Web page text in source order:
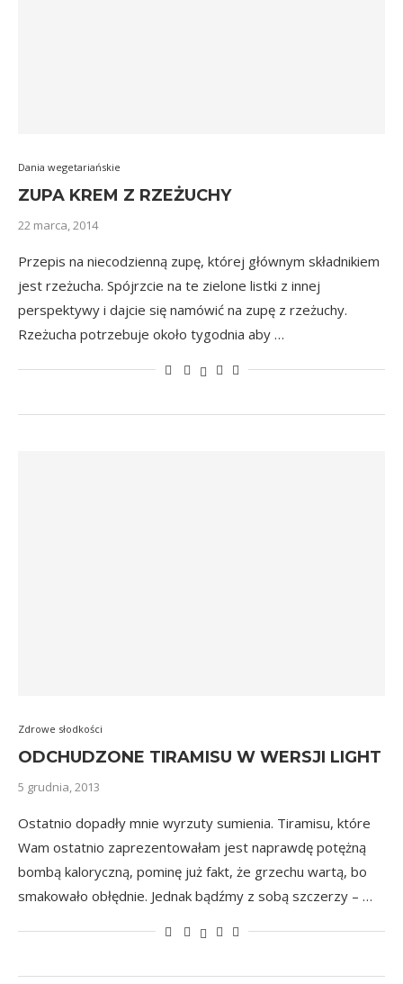
Dania wegetariańskie
ZUPA KREM Z RZEŻUCHY
22 marca, 2014
Przepis na niecodzienną zupę, której głównym składnikiem
jest rzeżucha. Spójrzcie na te zielone listki z innej
perspektywy i dajcie się namówić na zupę z rzeżuchy.
Rzeżucha potrzebuje około tygodnia aby …
Zdrowe słodkości
ODCHUDZONE TIRAMISU W WERSJI LIGHT
5 grudnia, 2013
Ostatnio dopadły mnie wyrzuty sumienia. Tiramisu, które
Wam ostatnio zaprezentowałam jest naprawdę potężną
bombą kaloryczną, pominę już fakt, że grzechu wartą, bo
smakowało obłędnie. Jednak bądźmy z sobą szczerzy – …